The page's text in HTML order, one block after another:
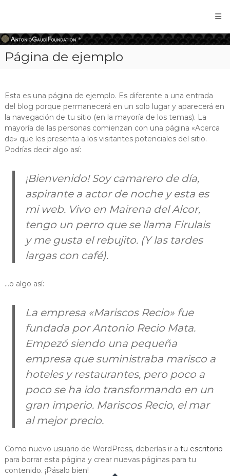
Gaudi
Foundation
Página de ejemplo
Esta es una página de ejemplo. Es diferente a una entrada
del blog porque permanecerá en un solo lugar y aparecerá en
la navegación de tu sitio (en la mayoría de los temas). La
mayoría de las personas comienzan con una página «Acerca
de» que les presenta a los visitantes potenciales del sitio.
Podrías decir algo así:
¡Bienvenido! Soy camarero de día,
aspirante a actor de noche y esta es
mi web. Vivo en Mairena del Alcor,
tengo un perro que se llama Firulais
y me gusta el rebujito. (Y las tardes
largas con café).
…o algo así:
La empresa «Mariscos Recio» fue
fundada por Antonio Recio Mata.
Empezó siendo una pequeña
empresa que suministraba marisco a
hoteles y restaurantes, pero poco a
poco se ha ido transformando en un
gran imperio. Mariscos Recio, el mar
al mejor precio.
Como nuevo usuario de WordPress, deberías ir a tu escritorio
para borrar esta página y crear nuevas páginas para tu
contenido. ¡Pásalo bien!